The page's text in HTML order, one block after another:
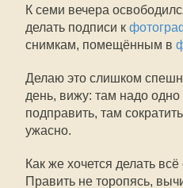
К семи вечера
делать подписи к
снимкам, помещённым в
Делаю это слишком
день, вижу: там надо одно
подправить, там
ужасно.
Как же хочется делать
Править не торопясь,